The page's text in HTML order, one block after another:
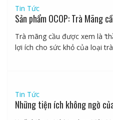
Tin Tức
Sản phẩm OCOP: Trà Mãng
Trà mãng cầu được xem là
lợi ích cho sức khỏ của loại trà
Tin Tức
Những tiện ích không ngờ